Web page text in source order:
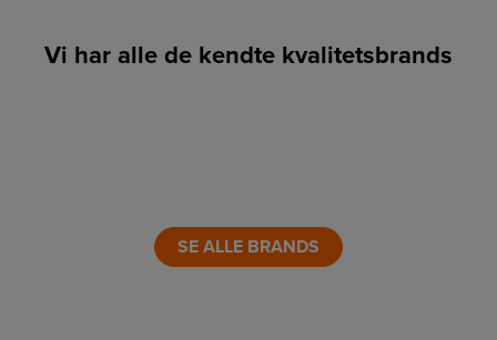
Vi har alle de kendte kvalitetsbrands
SE ALLE BRANDS